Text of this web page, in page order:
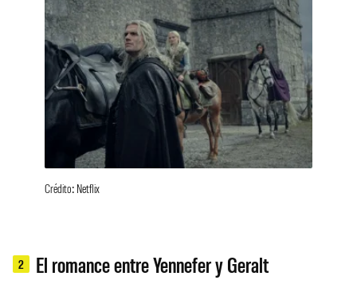
Crédito: Netflix
2 El romance entre Yennefer y Geralt